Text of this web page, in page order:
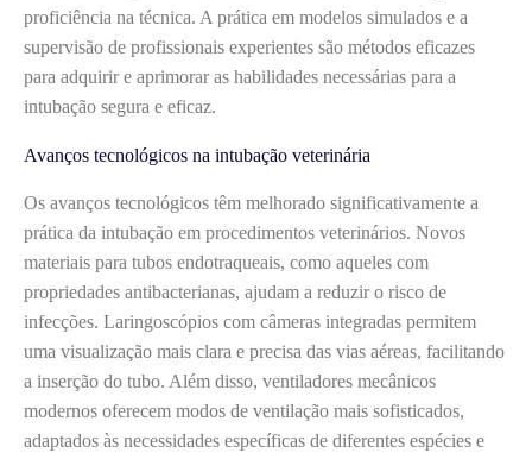
proficiência na técnica. A prática em modelos simulados e a
supervisão de profissionais experientes são métodos eficazes
para adquirir e aprimorar as habilidades necessárias para a
intubação segura e eficaz.
Avanços tecnológicos na intubação veterinária
Os avanços tecnológicos têm melhorado significativamente a
prática da intubação em procedimentos veterinários. Novos
materiais para tubos endotraqueais, como aqueles com
propriedades antibacterianas, ajudam a reduzir o risco de
infecções. Laringoscópios com câmeras integradas permitem
uma visualização mais clara e precisa das vias aéreas, facilitando
a inserção do tubo. Além disso, ventiladores mecânicos
modernos oferecem modos de ventilação mais sofisticados,
adaptados às necessidades específicas de diferentes espécies e